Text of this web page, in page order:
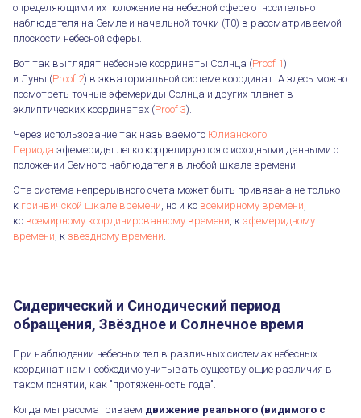
определяющими их положение на небесной сфере относительно
наблюдателя на Земле и начальной точки (T0) в рассматриваемой
плоскости небесной сферы.
Вот так выглядят небесные координаты Солнца (Proof 1)
и Луны (Proof 2) в экваториальной системе координат. А здесь можно
посмотреть точные эфемериды Солнца и других планет в
эклиптических координатах (Proof 3).
Через использование так называемого Юлианского
Периода эфемериды легко коррелируются с исходными данными о
положении Земного наблюдателя в любой шкале времени.
Эта система непрерывного счета может быть привязана не только
к гринвичской шкале времени, но и ко всемирному времени,
ко всемирному координированному времени, к эфемеридному
времени, к звездному времени.
Сидерический и Синодический период
обращения, Звёздное и Солнечное время
При наблюдении небесных тел в различных системах небесных
координат нам необходимо учитывать существующие различия в
таком понятии, как "протяженность года".
Когда мы рассматриваем движение реального (видимого с